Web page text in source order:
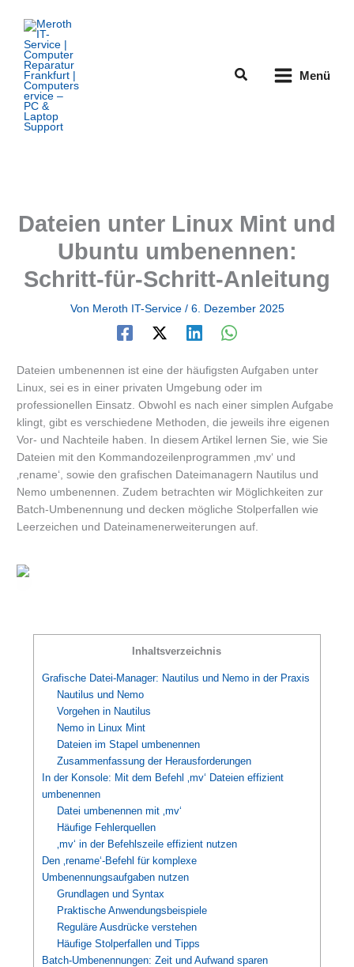
Inhalt
springen
Suchen Menü
Dateien unter Linux Mint und
Ubuntu umbenennen:
Schritt-für-Schritt-Anleitung
Von Meroth IT-Service / 6. Dezember 2025
Dateien umbenennen ist eine der häufigsten Aufgaben unter
Linux, sei es in einer privaten Umgebung oder im
professionellen Einsatz. Obwohl es nach einer simplen Aufgabe
klingt, gibt es verschiedene Methoden, die jeweils ihre eigenen
Vor- und Nachteile haben. In diesem Artikel lernen Sie, wie Sie
Dateien mit den Kommandozeilenprogrammen ‚mv‘ und
‚rename‘, sowie den grafischen Dateimanagern Nautilus und
Nemo umbenennen. Zudem betrachten wir Möglichkeiten zur
Batch-Umbenennung und decken mögliche Stolperfallen wie
Leerzeichen und Dateinamenerweiterungen auf.
Inhaltsverzeichnis
Grafische Datei-Manager: Nautilus und Nemo in der Praxis
Nautilus und Nemo
Vorgehen in Nautilus
Nemo in Linux Mint
Dateien im Stapel umbenennen
Zusammenfassung der Herausforderungen
In der Konsole: Mit dem Befehl ‚mv‘ Dateien effizient
umbenennen
Datei umbenennen mit ‚mv‘
Häufige Fehlerquellen
‚mv‘ in der Befehlszeile effizient nutzen
Den ‚rename‘-Befehl für komplexe
Umbenennungsaufgaben nutzen
Grundlagen und Syntax
Praktische Anwendungsbeispiele
Reguläre Ausdrücke verstehen
Häufige Stolperfallen und Tipps
Batch-Umbenennungen: Zeit und Aufwand sparen